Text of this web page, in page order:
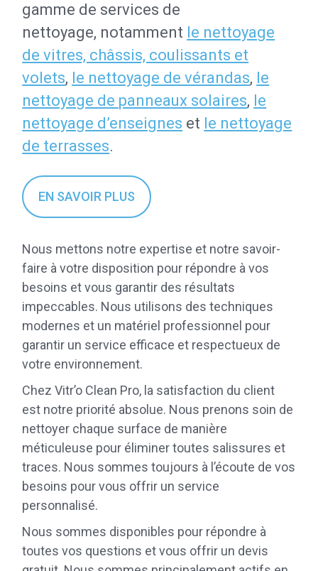
gamme de services de
nettoyage, notamment le nettoyage
de vitres, châssis, coulissants et
volets, le nettoyage de vérandas, le
nettoyage de panneaux solaires, le
nettoyage d’enseignes et le nettoyage
de terrasses.
EN SAVOIR PLUS
Nous mettons notre expertise et notre savoir-
faire à votre disposition pour répondre à vos
besoins et vous garantir des résultats
impeccables. Nous utilisons des techniques
modernes et un matériel professionnel pour
garantir un service efficace et respectueux de
votre environnement.
Chez Vitr’o Clean Pro, la satisfaction du client
est notre priorité absolue. Nous prenons soin de
nettoyer chaque surface de manière
méticuleuse pour éliminer toutes salissures et
traces. Nous sommes toujours à l’écoute de vos
besoins pour vous offrir un service
personnalisé.
Nous sommes disponibles pour répondre à
toutes vos questions et vous offrir un devis